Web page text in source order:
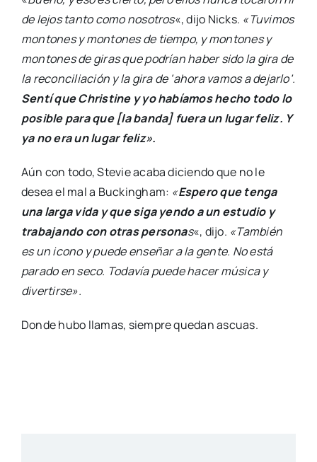
de lejos tanto como nosotros«, dijo Nicks. «Tuvimos
montones y montones de tiempo, y montones y
montones de giras que podrían haber sido la gira de
la reconciliación y la gira de ‘ahora vamos a dejarlo’.
Sentí que Christine y yo habíamos hecho todo lo
posible para que [la banda] fuera un lugar feliz. Y
ya no era un lugar feliz».
Aún con todo, Stevie acaba diciendo que no le
desea el mal a Buckingham: «Espero que tenga
una larga vida y que siga yendo a un estudio y
trabajando con otras personas«, dijo. «También
es un icono y puede enseñar a la gente. No está
parado en seco. Todavía puede hacer música y
divertirse».
Donde hubo llamas, siempre quedan ascuas.